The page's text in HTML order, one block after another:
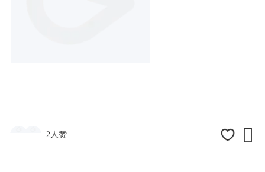
2人赞 